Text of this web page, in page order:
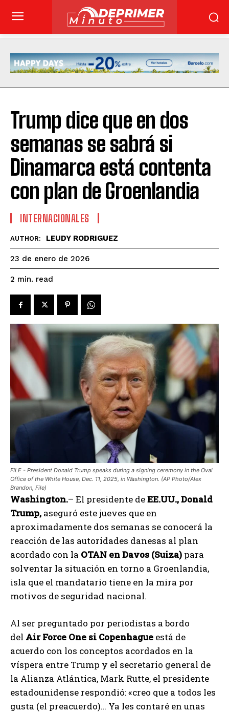
Trump dice que en dos
semanas se sabrá si
Dinamarca está contenta
con plan de Groenlandia
INTERNACIONALES
AUTHOR: LEUDY RODRIGUEZ
23 de enero de 2026
2 min. read
FILE - President Donald Trump speaks during a signing ceremony in the Oval
Office of the White House, Dec. 11, 2025, in Washington. (AP Photo/Alex
Brandon, File)
Washington.– El presidente deEE.UU., Donald
Trump, aseguró este jueves que en
aproximadamente dos semanas se conocerá la
reacción de las autoridades danesas al plan
acordado con la OTAN en Davos (Suiza) para
solventar la situación en torno a Groenlandia,
isla que el mandatario tiene en la mira por
motivos de seguridad nacional.
Al ser preguntado por periodistas a bordo
del Air Force One si Copenhague está de
acuerdo con los conceptos acordados en la
víspera entre Trump y el secretario general de
la Alianza Atlántica, Mark Rutte, el presidente
estadounidense respondió: «creo que a todos les
gusta (el preacuerdo)… Ya les contaré en unas